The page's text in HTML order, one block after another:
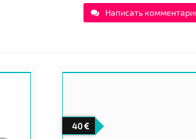
Написать
40